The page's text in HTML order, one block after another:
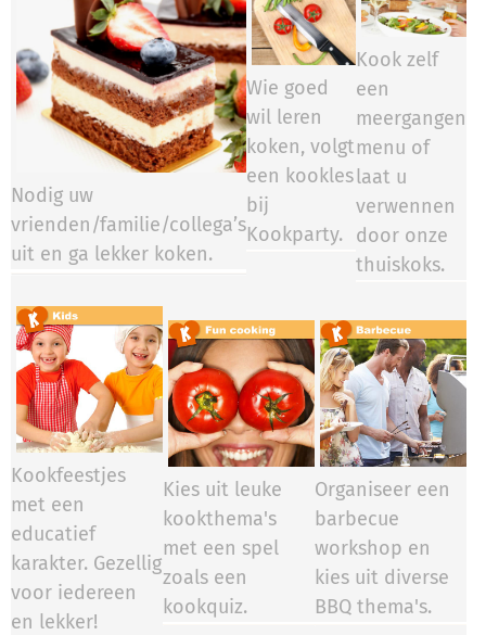
Nodig uw
vrienden/familie/collega’s
uit en ga lekker koken.
Wie goed
wil leren
koken, volgt
een kookles
bij
Kookparty.​​​​
Kook zelf
een
meergangen
menu of
laat u
verwennen
door onze
thuiskoks.
Kookfeestjes
met een
educatief
karakter. Gezellig
voor iedereen
en lekker!
Kies uit leuke
kookthema's
met een spel
zoals een
kookquiz.
Organiseer een
barbecue
workshop en
kies uit diverse
BBQ thema's.